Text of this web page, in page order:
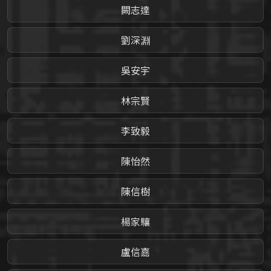
闕志達
劉深淵
吳安宇
林宗賢
李致毅
陳怡然
陳信樹
楊家驤
盧信嘉